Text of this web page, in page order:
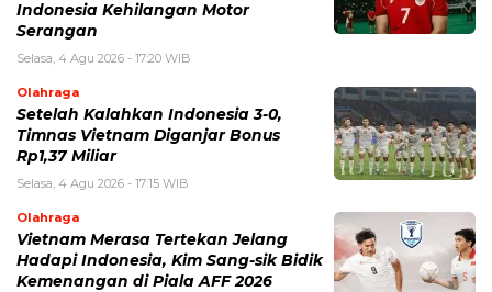
Indonesia Kehilangan Motor
Serangan
Selasa, 4 Agu 2026 - 17:20 WIB
Olahraga
Setelah Kalahkan Indonesia 3-0,
Timnas Vietnam Diganjar Bonus
Rp1,37 Miliar
Selasa, 4 Agu 2026 - 17:15 WIB
Olahraga
Vietnam Merasa Tertekan Jelang
Hadapi Indonesia, Kim Sang-sik Bidik
Kemenangan di Piala AFF 2026